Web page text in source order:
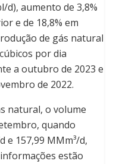
aumento de 3,8%
e de 18,8% em
de gás natural
por dia
a outubro de 2023 e
de 2022.
natural, o volume
quando
157,99 MMm³/d,
estão